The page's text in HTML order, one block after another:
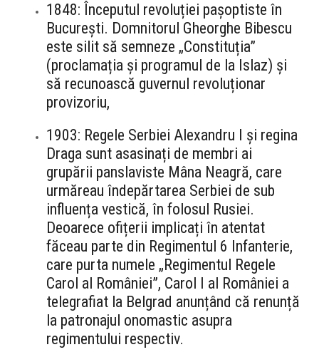
1848: Începutul revoluției pașoptiste în
București. Domnitorul Gheorghe Bibescu
este silit să semneze „Constituția”
(proclamația și programul de la Islaz) și
să recunoască guvernul revoluționar
provizoriu,
1903: Regele Serbiei Alexandru I și regina
Draga sunt asasinați de membri ai
grupării panslaviste Mâna Neagră, care
urmăreau îndepărtarea Serbiei de sub
influența vestică, în folosul Rusiei.
Deoarece ofițerii implicați în atentat
făceau parte din Regimentul 6 Infanterie,
care purta numele „Regimentul Regele
Carol al României”, Carol I al României a
telegrafiat la Belgrad anunțând că renunță
la patronajul onomastic asupra
regimentului respectiv.